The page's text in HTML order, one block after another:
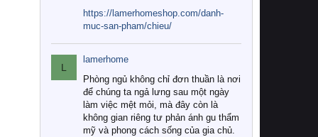
https://lamerhomeshop.com/danh-
muc-san-pham/chieu/
L
lamerhome
Phòng ngủ không chỉ đơn thuần là nơi
để chúng ta ngả lưng sau một ngày
làm việc mệt mỏi, mà đây còn là
không gian riêng tư phản ánh gu thẩm
mỹ và phong cách sống của gia chủ.